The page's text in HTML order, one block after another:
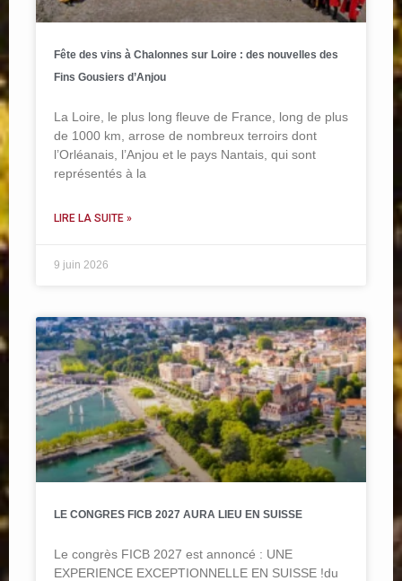
Fête des vins à Chalonnes sur Loire : des nouvelles des
Fins Gousiers d’Anjou
La Loire, le plus long fleuve de France, long de plus
de 1000 km, arrose de nombreux terroirs dont
l’Orléanais, l’Anjou et le pays Nantais, qui sont
représentés à la
LIRE LA SUITE »
9 juin 2026
LE CONGRES FICB 2027 AURA LIEU EN SUISSE
Le congrès FICB 2027 est annoncé : UNE
EXPERIENCE EXCEPTIONNELLE EN SUISSE !du